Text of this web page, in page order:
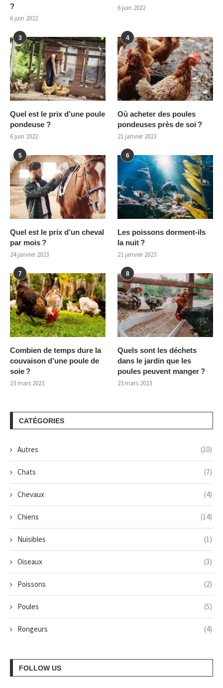
?
6 juin 2022
6 juin 2022
3
Quel est le prix d’une poule
pondeuse ?
6 juin 2022
4
Où acheter des poules
pondeuses près de soi ?
21 janvier 2023
5
Quel est le prix d’un cheval
par mois ?
24 janvier 2023
6
Les poissons dorment-ils
la nuit ?
21 janvier 2023
7
Combien de temps dure la
couvaison d’une poule de
soie ?
23 mars 2023
8
Quels sont les déchets
dans le jardin que les
poules peuvent manger ?
23 mars 2023
CATÉGORIES
Autres (10)
Chats (7)
Chevaux (4)
Chiens (14)
Nuisibles (1)
Oiseaux (3)
Poissons (2)
Poules (5)
Rongeurs (4)
FOLLOW US